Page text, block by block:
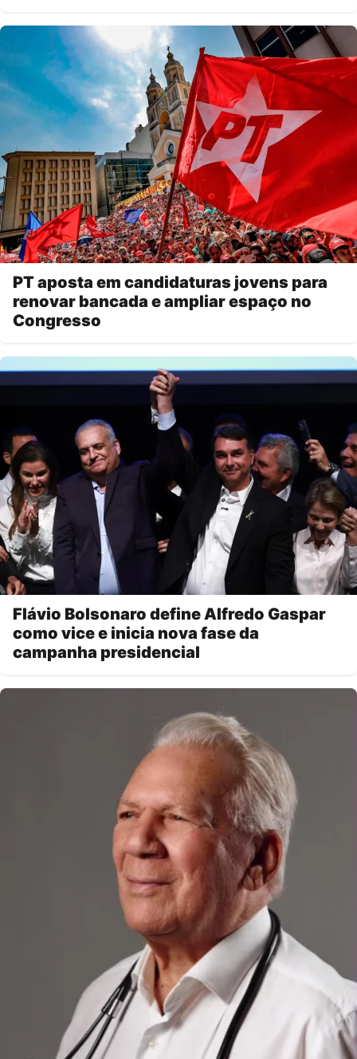
PT aposta em candidaturas jovens para
renovar bancada e ampliar espaço no
Congresso
Flávio Bolsonaro define Alfredo Gaspar
como vice e inicia nova fase da
campanha presidencial